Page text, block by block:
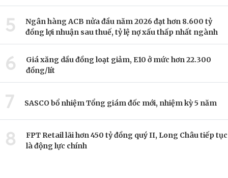
5
Ngân hàng ACB nửa đầu năm 2026 đạt hơn 8.600 tỷ
đồng lợi nhuận sau thuế, tỷ lệ nợ xấu thấp nhất ngành
6
Giá xăng dầu đồng loạt giảm, E10 ở mức hơn 22.300
đồng/lít
7 SASCO bổ nhiệm Tổng giám đốc mới, nhiệm kỳ 5 năm
8
FPT Retail lãi hơn 450 tỷ đồng quý II, Long Châu tiếp tục
là động lực chính